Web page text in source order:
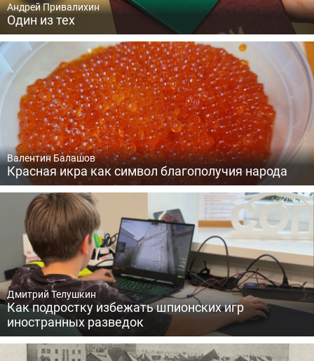
Андрей Привалихин
Один из тех
Валентин Балашов
Красная икра как символ благополучия народа
Дмитрий Телушкин
Как подростку избежать шпионских игр
иностранных разведок